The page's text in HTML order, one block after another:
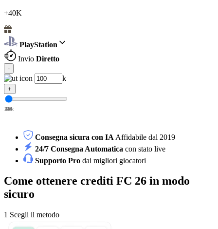
+40K
PlayStation
Invio Diretto
-
k
+
100k
1M
2M
3M
4M
5M
Consegna sicura con IA Affidabile dal 2019
24/7 Consegna Automatica con stato live
Supporto Pro dai migliori giocatori
Come ottenere crediti FC 26 in modo
sicuro
1 Scegli il metodo